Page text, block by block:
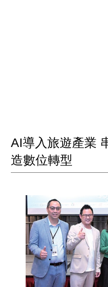
AI導入旅遊產業
造數位轉型